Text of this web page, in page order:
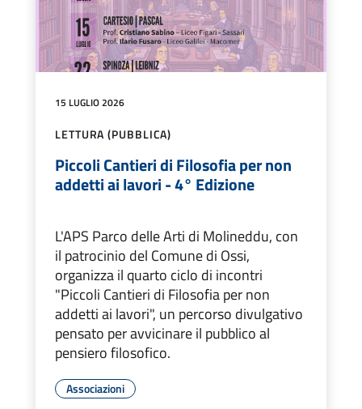
15 LUGLIO 2026
LETTURA (PUBBLICA)
Piccoli Cantieri di Filosofia per non
addetti ai lavori - 4° Edizione
L'APS Parco delle Arti di Molineddu, con
il patrocinio del Comune di Ossi,
organizza il quarto ciclo di incontri
"Piccoli Cantieri di Filosofia per non
addetti ai lavori", un percorso divulgativo
pensato per avvicinare il pubblico al
pensiero filosofico.
Associazioni